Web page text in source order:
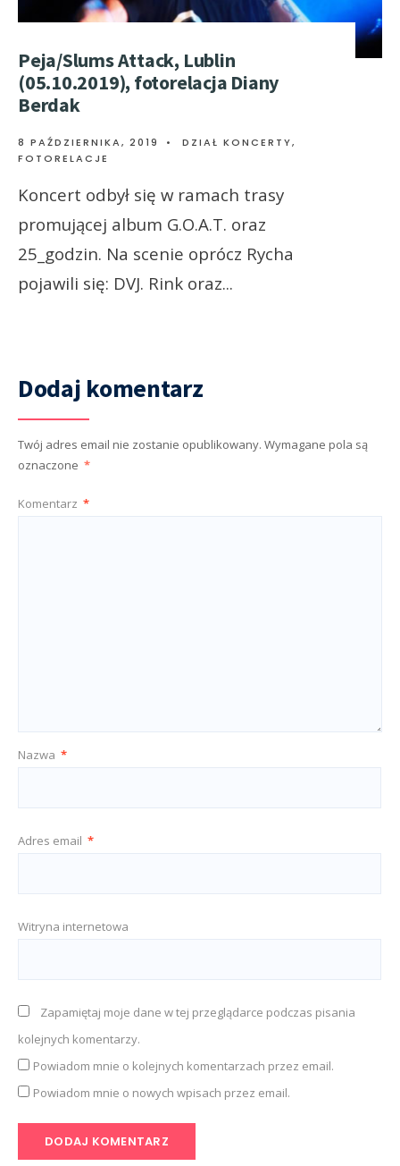
Peja/Slums Attack, Lublin
(05.10.2019), fotorelacja Diany
Berdak
8 PAŹDZIERNIKA, 2019 • DZIAŁ KONCERTY,
FOTORELACJE
Koncert odbył się w ramach trasy
promującej album G.O.A.T. oraz
25_godzin. Na scenie oprócz Rycha
pojawili się: DVJ. Rink oraz...
Dodaj komentarz
Twój adres email nie zostanie opublikowany. Wymagane pola są
oznaczone *
Komentarz *
Nazwa *
Adres email *
Witryna internetowa
Zapamiętaj moje dane w tej przeglądarce podczas pisania
kolejnych komentarzy.
Powiadom mnie o kolejnych komentarzach przez email.
Powiadom mnie o nowych wpisach przez email.